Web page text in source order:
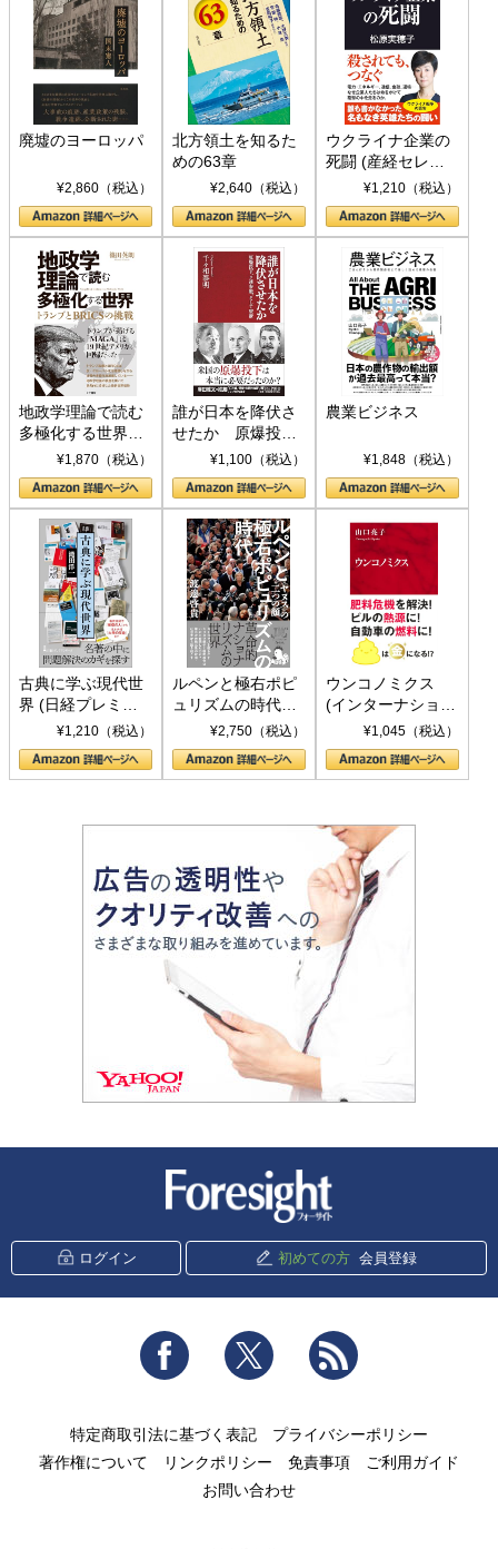
廃墟のヨーロッパ
¥2,860（税込）
北方領土を知るた
めの63章
¥2,640（税込）
ウクライナ企業の
死闘 (産経セレク
ト S 039)¥1,210（税込）
地政学理論で読む
多極化する世界：
トランプとBRICS
の挑戦
¥1,870（税込）
誰が日本を降伏さ
せたか 原爆投
下、ソ連参戦、そ
して聖断 (PHP新
書)
¥1,100（税込）
農業ビジネス
¥1,848（税込）
古典に学ぶ現代世
界 (日経プレミア
シリーズ)¥1,210（税込）
ルペンと極右ポピ
ュリズムの時代：
〈ヤヌス〉の二つ
の顔
¥2,750（税込）
ウンコノミクス
(インターナショナ
ル新書)¥1,045（税込）
ログイン 初めての方 会員登録
Facebook Twitter
特定商取引法に基づく表記
プライバシーポリシー
著作権について
リンクポリシー 免責事項
ご利用ガイド
お問い合わせ